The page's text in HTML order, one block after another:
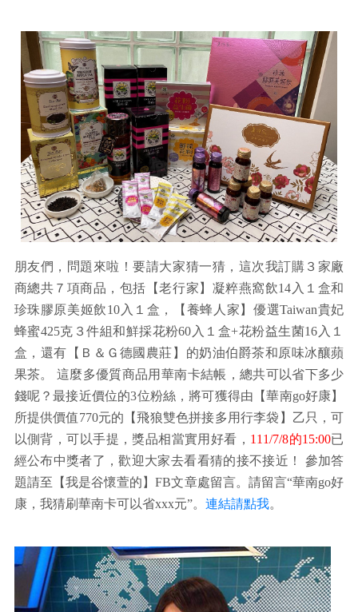
朋友們，問題來啦！要請大家猜一猜，這次我訂購３家廠
商總共７項商品，包括【老行家】凝粹燕窩飲14入１盒和
珍珠膠原美姬飲10入１盒，【養蜂人家】優選Taiwan貴妃
蜂蜜425克３件組和鮮採花粉60入１盒+花粉益生菌16入１
盒，還有【Ｂ＆Ｇ德國農莊】的奶油伯爵茶和原味冰釀蘋
果茶。 這麼多優質商品用華南卡結帳，總共可以省下多少
錢呢？最接近價位的3位粉絲，將可獲得由【華南go好康】
所提供價值770元的【飛狼雙色拼接多用行李袋】乙只，可
以側背，可以手提，獎品相當實用好看， 111/7/8的15:00已
經公布中獎者了，歡迎大家去看看猜的接不接近！ 參加答
題請至【我是谷懷萱的】FB文章處留言。請留言“華南go好
康，我猜刷華南卡可以省xxx元”。 連結請點我。